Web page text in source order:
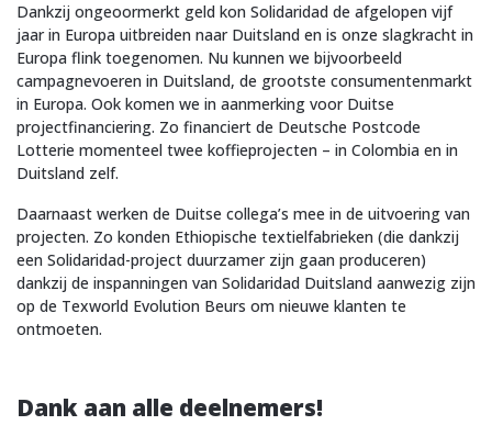
Dankzij ongeoormerkt geld kon Solidaridad de afgelopen vijf
jaar in Europa uitbreiden naar Duitsland en is onze slagkracht in
Europa flink toegenomen. Nu kunnen we bijvoorbeeld
campagnevoeren in Duitsland, de grootste consumentenmarkt
in Europa. Ook komen we in aanmerking voor Duitse
projectfinanciering. Zo financiert de Deutsche Postcode
Lotterie momenteel twee koffieprojecten – in Colombia en in
Duitsland zelf.
Daarnaast werken de Duitse collega’s mee in de uitvoering van
projecten. Zo konden Ethiopische textielfabrieken (die dankzij
een Solidaridad-project duurzamer zijn gaan produceren)
dankzij de inspanningen van Solidaridad Duitsland aanwezig zijn
op de Texworld Evolution Beurs om nieuwe klanten te
ontmoeten.
Dank aan alle deelnemers!